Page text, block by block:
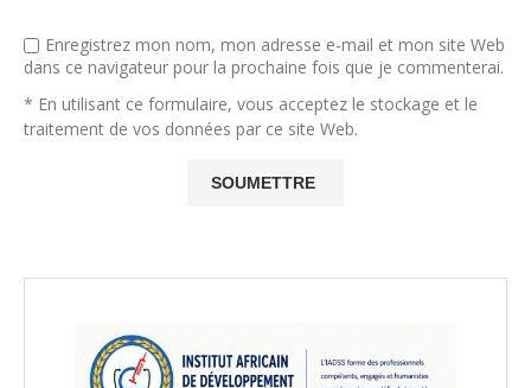
Enregistrez mon nom, mon adresse e-mail et mon site Web
dans ce navigateur pour la prochaine fois que je commenterai.
* En utilisant ce formulaire, vous acceptez le stockage et le
traitement de vos données par ce site Web.